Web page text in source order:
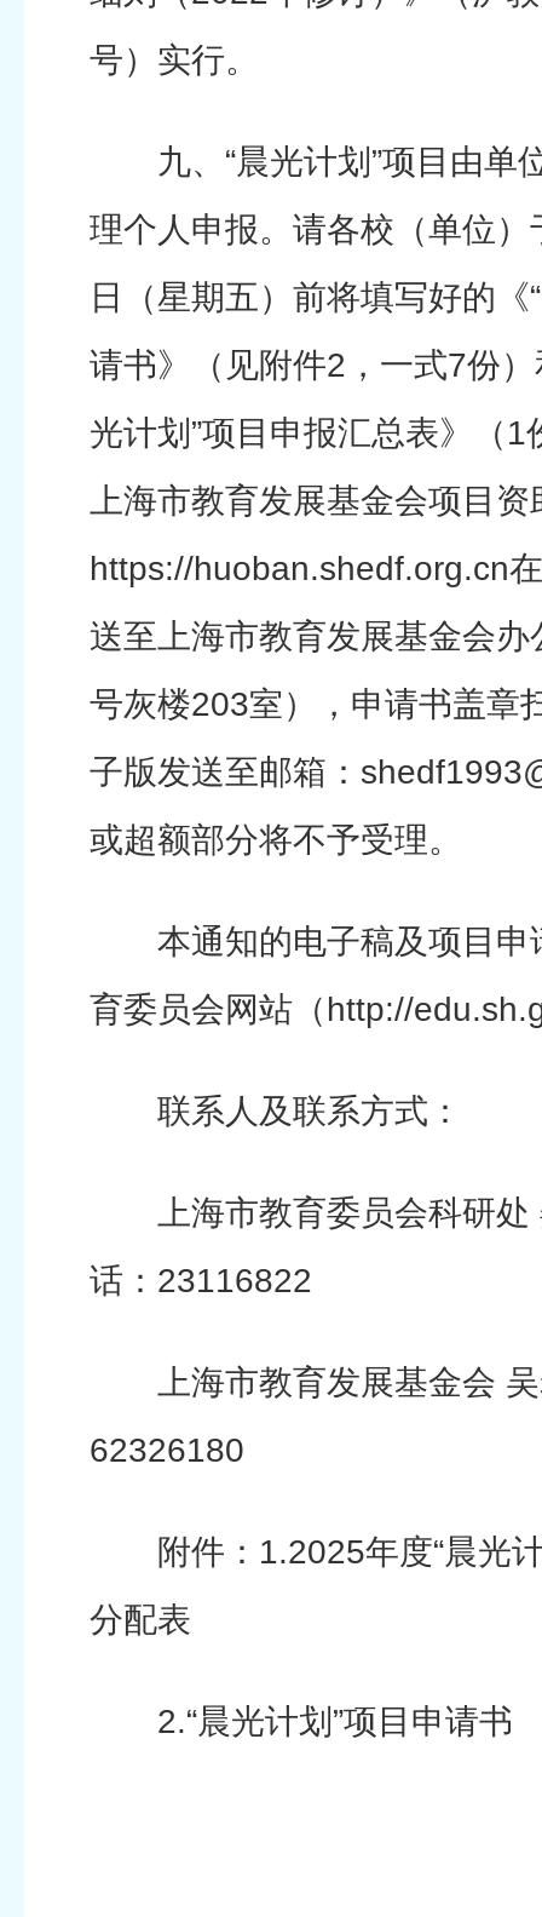
号）实行。
九、“晨光计划”项目由单
理个人申报。请各校（单位
日（星期五）前将填写好的《
请书》（见附件2，一式7份
光计划”项目申报汇总表》（
上海市教育发展基金会项目
https://huoban.shedf.org.cn
送至上海市教育发展基金会
号灰楼203室），申请书盖章
子版发送至邮箱：
或超额部分将不予受理。
本通知的电子稿及项目申
育委员会网站（http://
联系人及联系方式：
上海市教育委员会科研处
话：23116822
上海市教育发展基金会 吴
62326180
附件：1.2025年度“晨光计
分配表
2.“晨光计划”项目申请书